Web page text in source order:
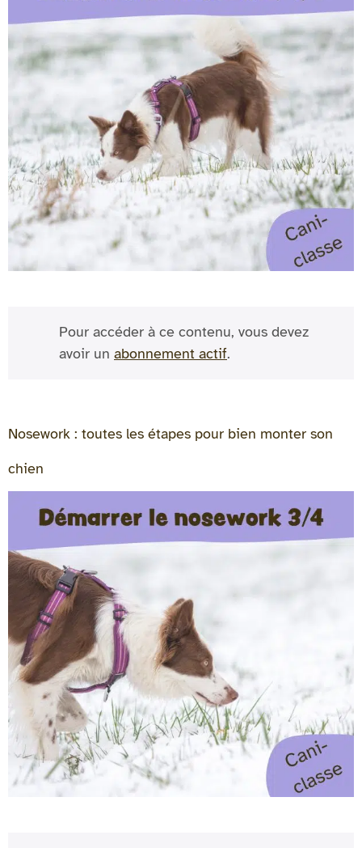
Pour accéder à ce contenu, vous devez
avoir un abonnement actif.
Nosework : toutes les étapes pour bien monter son
chien